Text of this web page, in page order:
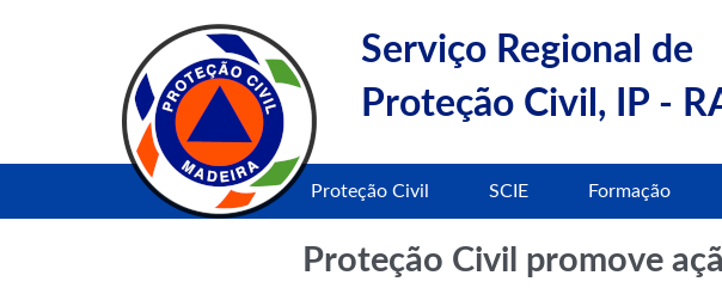
Serviço Regional de
Proteção Civil, IP -
Proteção Civil SCIE Formação
Proteção Civil promove